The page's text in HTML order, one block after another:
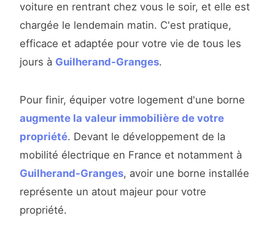
voiture en rentrant chez vous le soir, et elle est
chargée le lendemain matin. C'est pratique,
efficace et adaptée pour votre vie de tous les
jours à Guilherand-Granges.
Pour finir, équiper votre logement d'une borne
augmente la valeur immobilière de votre
propriété. Devant le développement de la
mobilité électrique en France et notamment à
Guilherand-Granges, avoir une borne installée
représente un atout majeur pour votre
propriété.